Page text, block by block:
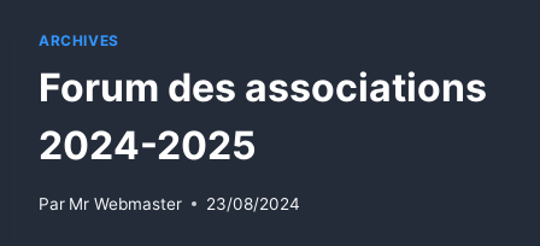
ARCHIVES
Forum des associations
2024-2025
Par Mr Webmaster 23/08/2024